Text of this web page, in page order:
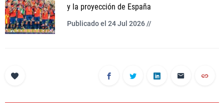
y la proyección de España
Publicado el 24 Jul 2026 //